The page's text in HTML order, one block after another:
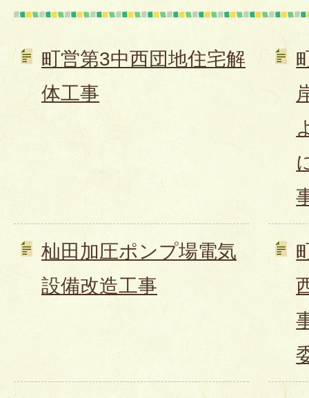
町営第3中西団地住宅解
体工事
杣田加圧ポンプ場電気
設備改造工事